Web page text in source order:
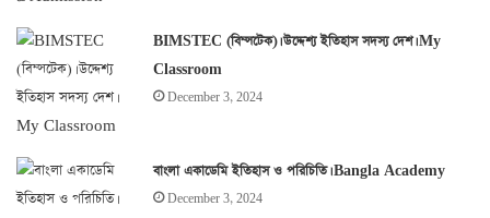
BIMSTEC (বিম্সটেক)। উদ্দেশ্য ইতিহাস সদস্য দেশ। My
Classroom
December 3, 2024
বাংলা একাডেমি ইতিহাস ও পরিচিতি। Bangla Academy
December 3, 2024